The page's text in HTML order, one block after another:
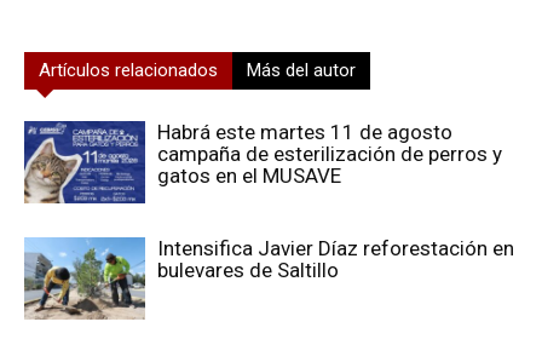
Artículos relacionados Más del autor
Habrá este martes 11 de agosto
campaña de esterilización de perros y
gatos en el MUSAVE
Intensifica Javier Díaz reforestación en
bulevares de Saltillo